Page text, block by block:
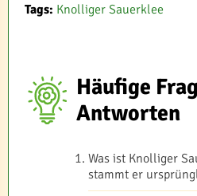
Tags: Knolliger Sauerklee
Häufige
Antworten
Was ist Knolliger
stammt er